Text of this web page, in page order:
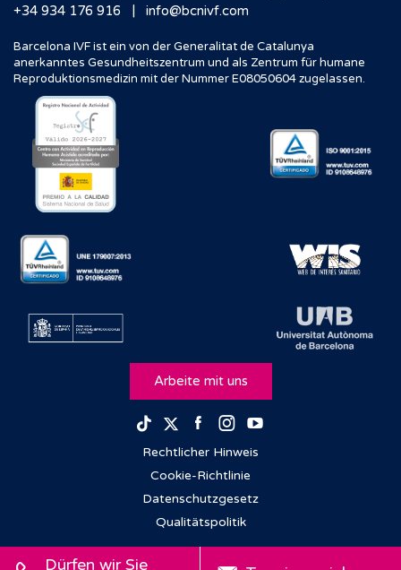
Dürfen wir Sie
+34 934 176 916
| info@bcnivf.com
Barcelona IVF ist ein von der Generalitat de Catalunya
anerkanntes Gesundheitszentrum und als Zentrum für humane
Reproduktionsmedizin mit der Nummer E08050604 zugelassen.
Arbeite mit uns
TikTokTwitterFacebook
Instagram
Rechtlicher Hinweis
Cookie-Richtlinie
Datenschutzgesetz
Qualitätspolitik